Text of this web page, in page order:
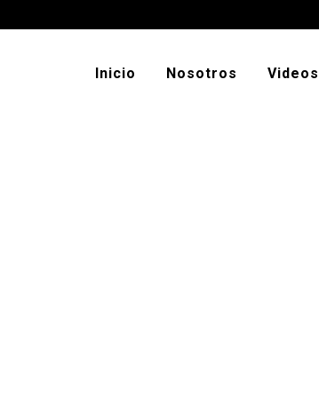
Inicio Nosotros Videos